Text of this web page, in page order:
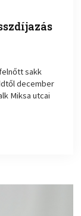
sakk
december
Miksa utcai